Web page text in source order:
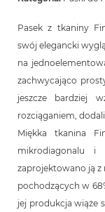
Pasek z tkaniny
swój elegancki
na
zachwycająco
jeszcze bardziej
rozciąganiem,
Miękka tkanina
mikrodiagonalu i
zaprojektowano ją z
pochodzących w
jej produkcja wiąże